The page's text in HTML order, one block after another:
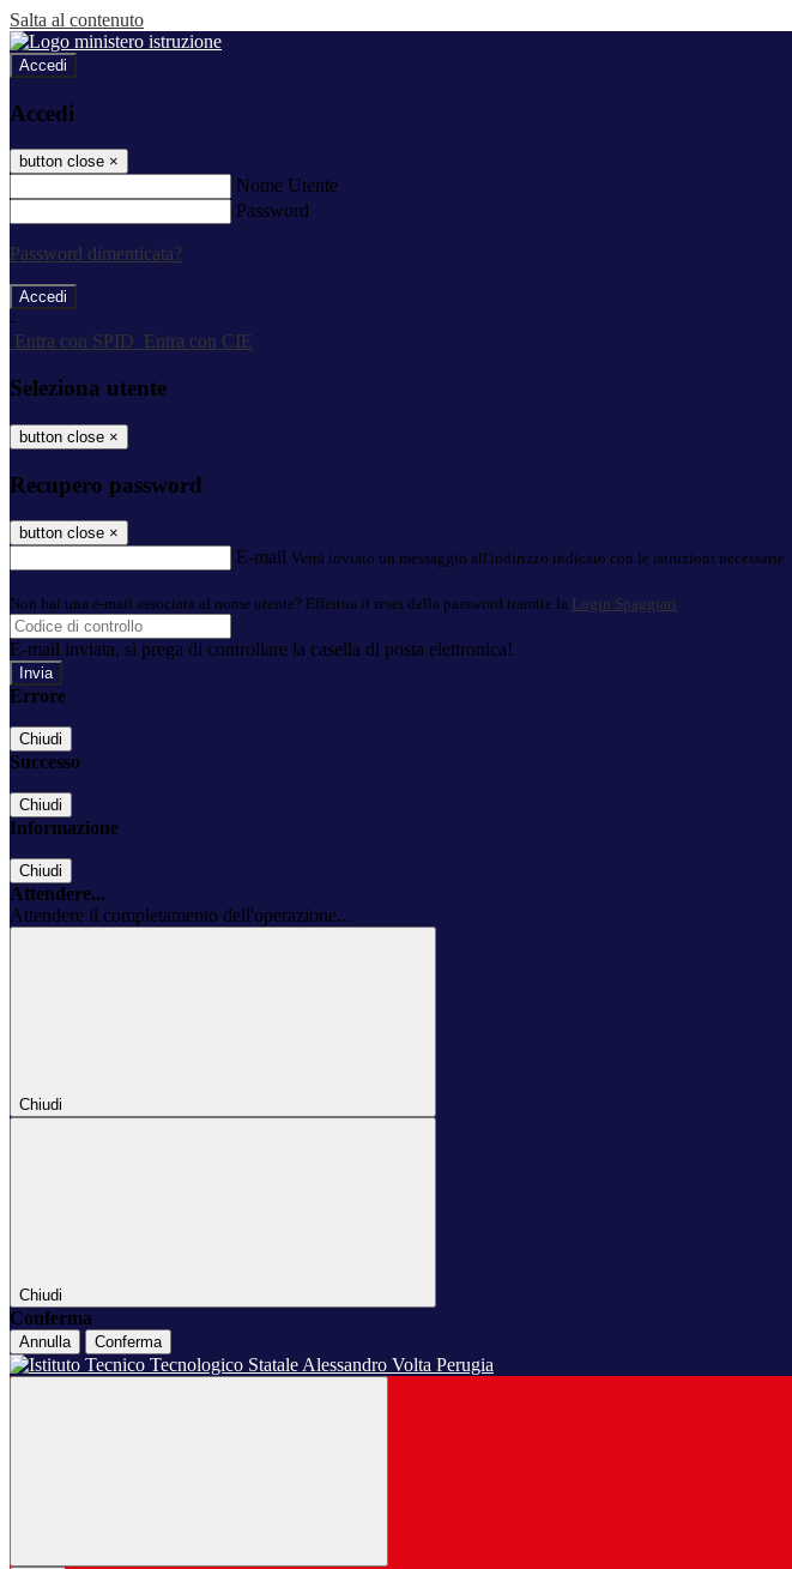
Salta al contenuto
Accedi
Accedi
button close ×
Nome Utente
Password
Password dimenticata?
-
Entra con SPID
Entra con CIE
Seleziona utente
button close ×
Recupero password
button close ×
E-mail Verrà inviato un messaggio all'indirizzo indicato con le istruzioni necessarie.
Non hai una e-mail associata al nome utente? Effettua il reset della password tramite la Login Spaggiari
E-mail inviata, si prega di controllare la casella di posta elettronica!
Errore
Chiudi
Successo
Chiudi
Informazione
Chiudi
Attendere...
Attendere il completamento dell'operazione...
Chiudi
Chiudi
Conferma
Annulla Conferma